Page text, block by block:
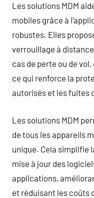
Les solutions MDM
mobiles grâce à
robustes. Elles
verrouillage à
cas de perte ou de
ce qui renforce la
autorisés et les fuites
Les solutions MDM
de tous les appareils
unique. Cela simplifie
mise à jour des
applications,
et réduisant les coûts